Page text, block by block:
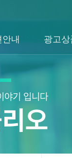
내
션
션
션
이
광고상
SNS광고
야기 입니다
오